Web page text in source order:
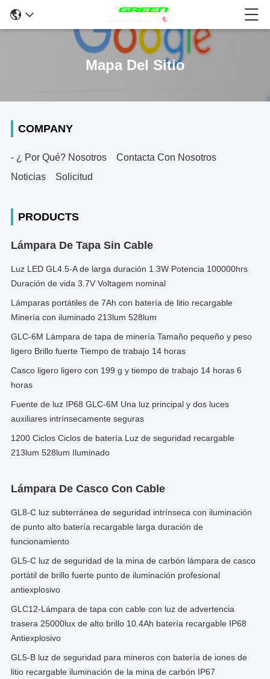
Mapa Del Sitio
COMPANY
- ¿ Por Qué? Nosotros
Contacta Con Nosotros
Noticias
Solicitud
PRODUCTS
Lámpara De Tapa Sin Cable
Luz LED GL4.5-A de larga duración 1.3W Potencia 100000hrs
Duración de vida 3.7V Voltagem nominal
Lámparas portátiles de 7Ah con batería de litio recargable
Minería con iluminado 213lum 528lum
GLC-6M Lámpara de tapa de minería Tamaño pequeño y peso
ligero Brillo fuerte Tiempo de trabajo 14 horas
Casco ligero ligero con 199 g y tiempo de trabajo 14 horas 6
horas
Fuente de luz IP68 GLC-6M Una luz principal y dos luces
auxiliares intrínsecamente seguras
1200 Ciclos Ciclos de batería Luz de seguridad recargable
213lum 528lum Iluminado
Lámpara De Casco Con Cable
GL8-C luz subterránea de seguridad intrínseca con iluminación
de punto alto batería recargable larga duración de
funcionamiento
GL5-C luz de seguridad de la mina de carbón lámpara de casco
portátil de brillo fuerte punto de iluminación profesional
antiexplosivo
GLC12-Lámpara de tapa con cable con luz de advertencia
trasera 25000lux de alto brillo 10.4Ah batería recargable IP68
Antiexplosivo
GL5-B luz de seguridad para mineros con batería de iones de
litio recargable iluminación de la mina de carbón IP67